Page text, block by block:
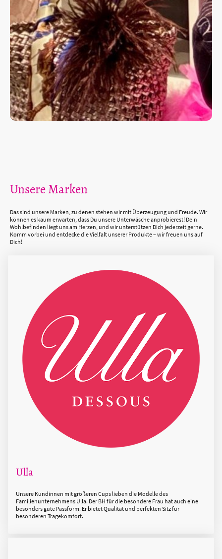
Unsere Marken
Das sind unsere Marken, zu denen stehen wir mit Überzeugung und Freude. Wir
können es kaum erwarten, dass Du unsere Unterwäsche anprobierest! Dein
Wohlbefinden liegt uns am Herzen, und wir unterstützen Dich jederzeit gerne.
Komm vorbei und entdecke die Vielfalt unserer Produkte – wir freuen uns auf
Dich!
Ulla
Unsere Kundinnen mit größeren Cups lieben die Modelle des
Familienunternehmens Ulla. Der BH für die besondere Frau hat auch eine
besonders gute Passform. Er bietet Qualität und perfekten Sitz für
besonderen Tragekomfort.